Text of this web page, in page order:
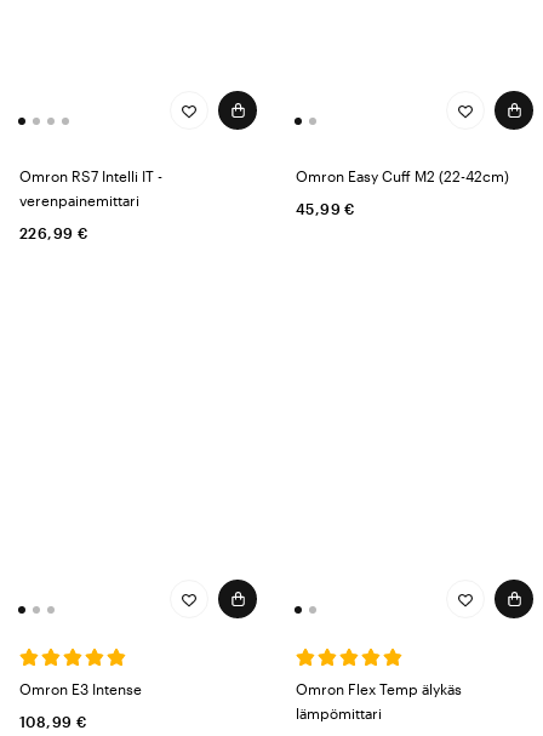
Omron RS7 Intelli IT -
verenpainemittari
226,99 €
Omron Easy Cuff M2 (22-42cm)
45,99 €
Omron E3 Intense
108,99 €
Omron Flex Temp älykäs
lämpömittari